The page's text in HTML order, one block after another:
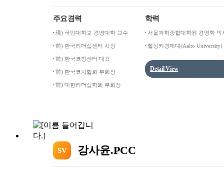
주요경력
現) 국민대학교 경영대학 교수
前) 한국리더십센터 사장
前) 한국코칭센터 대표
前) 한국코치협회 부회장
前) 대한리더십학회 부회장
학력
서울과학종합대학원 경영학 박
헬싱키경제대(Aalto University)
Detail View
SV 강사윤.PCC